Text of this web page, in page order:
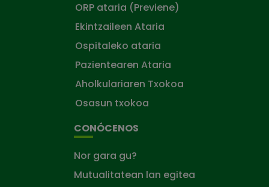
ORP ataria (Previene)
Ekintzaileen Ataria
Ospitaleko ataria
Pazientearen Ataria
Aholkulariaren Txokoa
Osasun txokoa
CONÓCENOS
Nor gara gu?
Mutualitatean lan egitea